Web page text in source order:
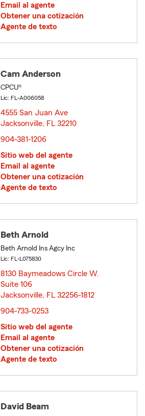
Email al agente
Obtener una cotización
Agente de texto
Cam Anderson
CPCU®
Lic: FL-A006058
4555 San Juan Ave
Jacksonville, FL 32210
904-381-1206
Sitio web del agente
Email al agente
Obtener una cotización
Agente de texto
Beth Arnold
Beth Arnold Ins Agcy Inc
Lic: FL-L075830
8130 Baymeadows Circle W.
Suite 106
Jacksonville, FL 32256-1812
904-733-0253
Sitio web del agente
Email al agente
Obtener una cotización
Agente de texto
David Beam